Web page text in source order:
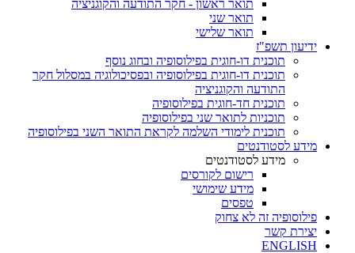
תואר ראשון - חקר התודעה והקוגניציה
תואר שני
תואר שלישי
ידיעון תשפ"ז
תוכנית דו-חוגית בפילוסופיה ובחוג נוסף
תוכנית דו-חוגית בפילוסופיה ובפסיכולוגיה במסלול חקר
התודעה והקוגניציה
תוכנית חד-חוגית בפילוסופיה
תוכניות לתואר שני בפילוסופיה
תוכנית לימודי השלמה לקראת התואר השני בפילוסופיה
מידע לסטודנטים
מידע לסטודנטים
רישום לקורסים
מידע שימושי
טפסים
פילוסופיה זה לא צחוק
יצירת קשר
ENGLISH